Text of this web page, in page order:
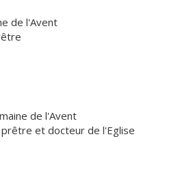
de l'Avent
de l'Avent
prêtre et docteur de l'Eglise